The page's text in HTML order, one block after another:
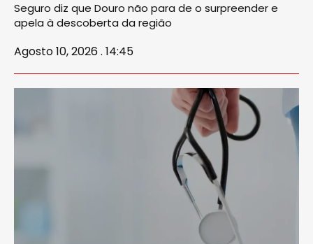
Seguro diz que Douro não para de o surpreender e
apela à descoberta da região
Agosto 10, 2026 . 14:45